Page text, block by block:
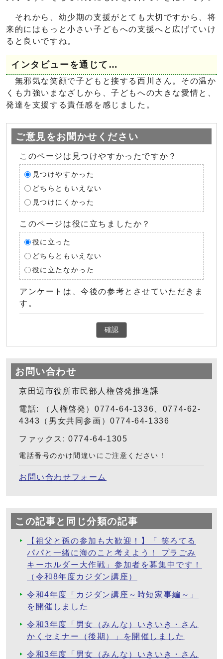
それから、幼少期の支援がとても大切ですから、将
来的にはもっと小さい子どもへの支援へと広げていけ
ると良いですね。
インタビューを通じて…
無邪気な笑顔で子どもと接する西川さん。その温か
くも力強いまなざしから、子どもへの大きな愛情と、
発達を支援する責任感を感じました。
ご意見をお聞かせください
このページは見つけやすかったですか？
見つけやすかった
どちらともいえない
見つけにくかった
このページは役に立ちましたか？
役に立った
どちらともいえない
役に立たなかった
アンケートは、今後の参考とさせていただきま
す。
確認
お問い合わせ
京田辺市役所市民部人権啓発推進課
電話: （人権啓発）0774-64-1336、0774-62-
4343（男女共同参画）0774-64-1336
ファックス: 0774-64-1305
電話番号のかけ間違いにご注意ください！
お問い合わせフォーム
この記事と同じ分類の記事
【祖父と孫の参加も大歓迎！】「 笑ろてる
パパと一緒に海のこと考えよう！ プラごみ
キーホルダー大作戦」参加者を募集中です！
（令和8年度カジダン講座）
令和4年度「カジダン講座～時短家事編～」
を開催しました
令和3年度「男女（みんな）いきいき・さん
かくセミナー（後期）」を開催しました
令和3年度「男女（みんな）いきいき・さん